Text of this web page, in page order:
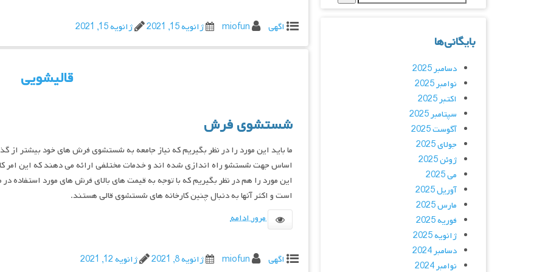
اگهی miofun ژانویه 15, 2021 ژانویه 15, 2021
قالیشویی
شستشوی فرش
ما باید این مورد را در نظر بگیریم که نیاز جامعه به شستشوی فرش های خود بیشتر
اساس جهت شستشو راه اندازی شده اند و خدمات مختلفی ارائه می دهند که این امر
این مورد را هم در نظر بگیریم که با توجه به قیمت های بالای فرش های مورد استفاده
است و اکثر آنها به دنبال چنین کارخانه های شستشوی قالی هستند.
مرور ادامه
اگهی miofun ژانویه 8, 2021 ژانویه 12, 2021
بایگانی‌ها
دسامبر 2025
نوامبر 2025
اکتبر 2025
سپتامبر 2025
آگوست 2025
جولای 2025
ژوئن 2025
می 2025
آوریل 2025
مارس 2025
فوریه 2025
ژانویه 2025
دسامبر 2024
نوامبر 2024